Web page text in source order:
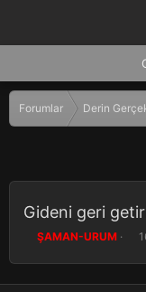
Forumlar Derin
Gideni geri
K
n
b
ŞAMAN-URUM
B
ş
l